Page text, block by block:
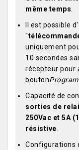
même temps.
Il est possible
"
uniquement
10 secondes
récepteur pour
bouton
Capacité de
sorties de
250Vac et 5A
résistive.
Configurations